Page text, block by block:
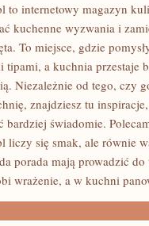
to internetowy magazyn
kuchenne wyzwania i
To miejsce, gdzie
tipami, a kuchnia przestaje
Niezależnie od tego, czy
znajdziesz tu
bardziej świadomie.
liczy się smak, ale równie
porada mają prowadzić
wrażenie, a w kuchni